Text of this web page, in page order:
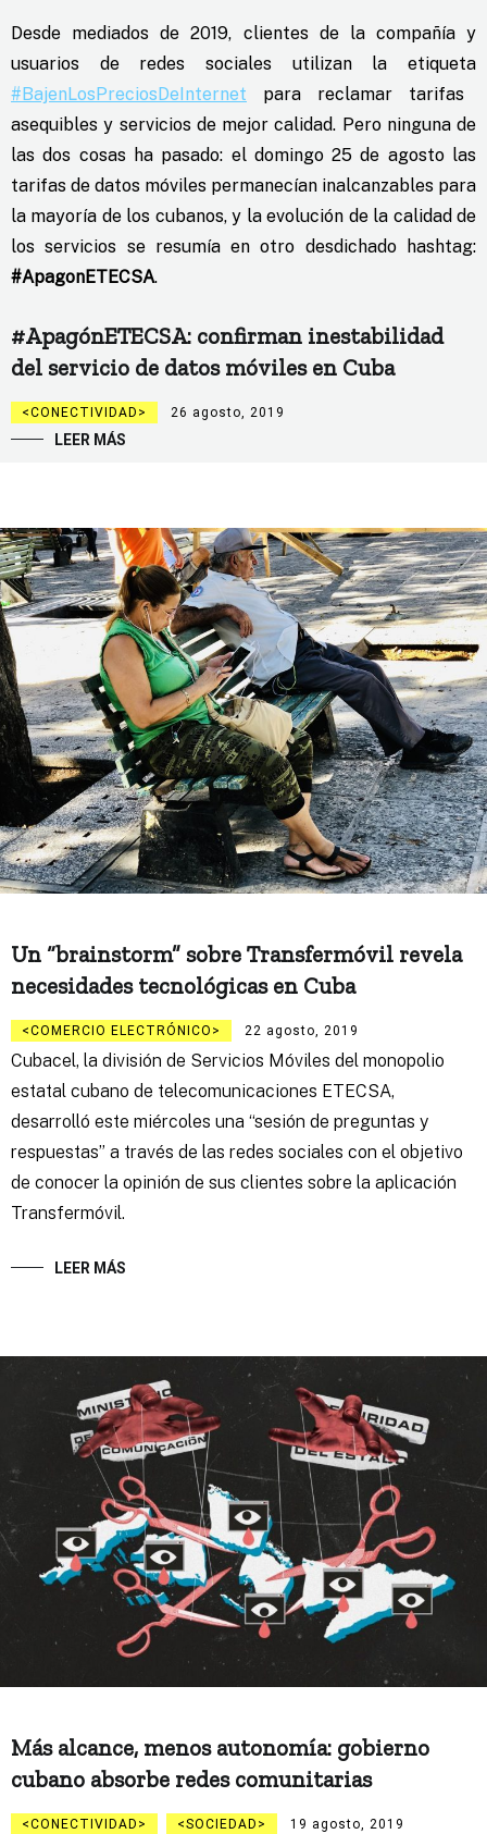
Desde mediados de 2019, clientes de la compañía y
usuarios de redes sociales utilizan la etiqueta
#BajenLosPreciosDeInternet para reclamar tarifas
asequibles y servicios de mejor calidad. Pero ninguna de
las dos cosas ha pasado: el domingo 25 de agosto las
tarifas de datos móviles permanecían inalcanzables para
la mayoría de los cubanos, y la evolución de la calidad de
los servicios se resumía en otro desdichado hashtag:
#ApagonETECSA.
#ApagónETECSA: confirman inestabilidad
del servicio de datos móviles en Cuba
CONECTIVIDAD 26 agosto, 2019
LEER MÁS
Un “brainstorm” sobre Transfermóvil revela
necesidades tecnológicas en Cuba
COMERCIO ELECTRÓNICO 22 agosto, 2019
Cubacel, la división de Servicios Móviles del monopolio
estatal cubano de telecomunicaciones ETECSA,
desarrolló este miércoles una “sesión de preguntas y
respuestas” a través de las redes sociales con el objetivo
de conocer la opinión de sus clientes sobre la aplicación
Transfermóvil.
LEER MÁS
Más alcance, menos autonomía: gobierno
cubano absorbe redes comunitarias
CONECTIVIDAD SOCIEDAD 19 agosto, 2019